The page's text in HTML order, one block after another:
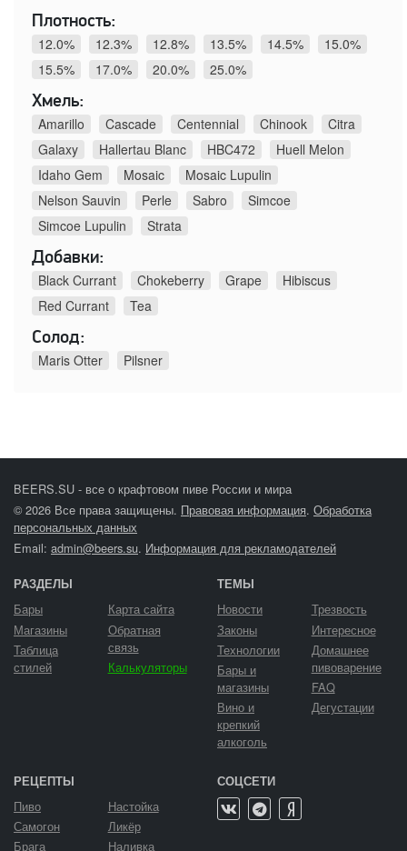
Плотность:
12.0%
12.3% 12.8% 13.5% 14.5%
15.0%
15.5%
17.0% 20.0%
25.0%
Хмель:
Amarillo
Cascade Centennial Chinook
Citra
Galaxy
Hallertau Blanc HBC472
Huell Melon
Idaho Gem
Mosaic
Mosaic Lupulin
Nelson Sauvin
Perle Sabro
Simcoe
Simcoe Lupulin
Strata
Добавки:
Black Currant
Chokeberry Grape
Hibiscus
Red Currant
Tea
Солод:
Maris Otter
Pilsner
BEERS.SU - все о крафтовом пиве России и мира
© 2026 Все права защищены. Правовая информация. Обработка
персональных данных
Email: admin@beers.su. Информация для рекламодателей
РАЗДЕЛЫ
Бары
Магазины
Таблица
стилей
Карта сайта
Обратная
связь
Калькуляторы
ТЕМЫ
Новости
Законы
Технологии
Бары и
магазины
Вино и
крепкий
алкоголь
Трезвость
Интересное
Домашнее
пивоварение
FAQ
Дегустации
РЕЦЕПТЫ
Пиво
Самогон
Брага
Настойка
Ликёр
Наливка
СОЦСЕТИ